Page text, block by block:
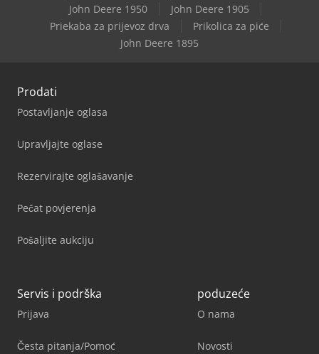
John Deere 1950
John Deere 1905
Priekaba za prijevoz drva
Prikolica za piće
John Deere 1895
Prodati
Postavljanje oglasa
Upravljajte oglase
Rezervirajte oglašavanje
Pečat povjerenja
Pošaljite aukciju
Servis i podrška
Prijava
Česta pitanja/Pomoć
poduzeće
O nama
Novosti